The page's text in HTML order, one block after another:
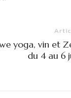
yoga, vin et
du 4 au 6